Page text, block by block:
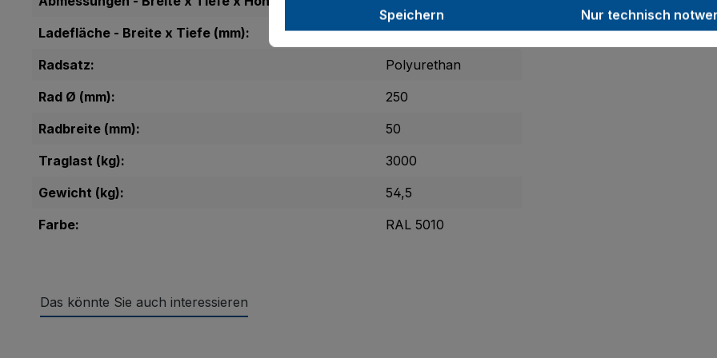
Ladefläche - Breite x Tiefe (mm):
1190 x 800
Radsatz:
Polyurethan
Rad Ø (mm):
250
Radbreite (mm):
50
Traglast (kg):
3000
Gewicht (kg):
54,5
Farbe:
RAL 5010
Das könnte Sie auch interessieren
Speichern Nur technisch